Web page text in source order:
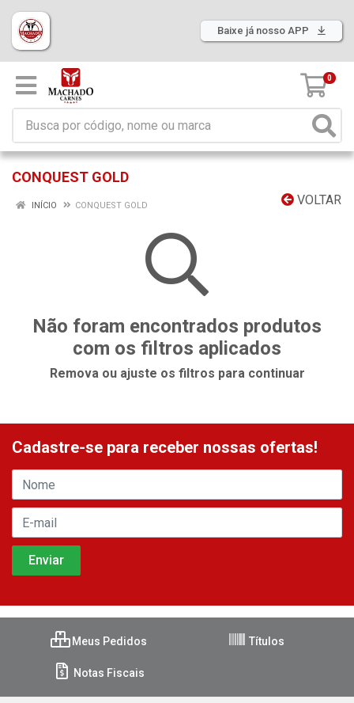
Baixe já nosso APP
0
CONQUEST GOLD
VOLTAR
INÍCIO CONQUEST GOLD
Não foram encontrados produtos
com os filtros aplicados
Remova ou ajuste os filtros para continuar
Cadastre-se para receber nossas ofertas!
Meus Pedidos Títulos
Notas Fiscais